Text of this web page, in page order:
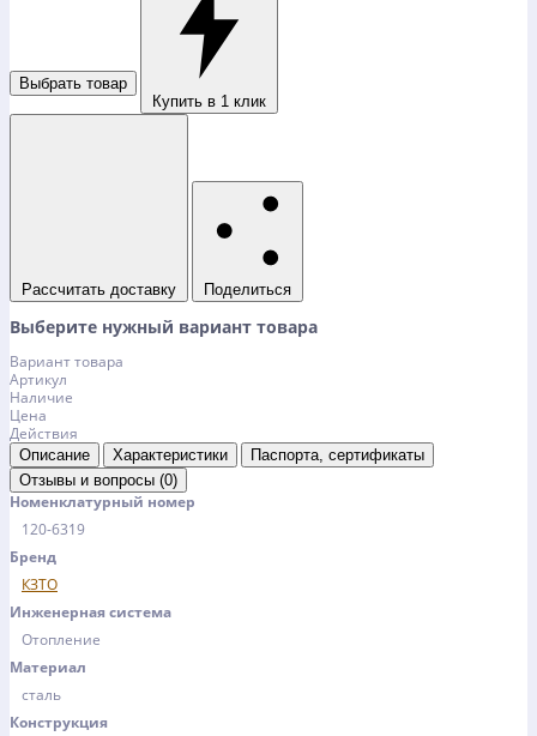
Выбрать товар
Купить в 1 клик
Рассчитать доставку Поделиться
Выберите нужный вариант товара
Вариант товара
Артикул
Наличие
Цена
Действия
Описание Характеристики
Паспорта, сертификаты
Отзывы и вопросы (0)
Номенклатурный номер
120-6319
Бренд
КЗТО
Инженерная система
Отопление
Материал
сталь
Конструкция